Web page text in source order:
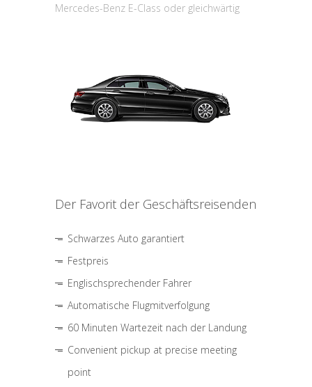
Mercedes-Benz E-Class oder gleichwärtig
Der Favorit der Geschäftsreisenden
Schwarzes Auto garantiert
Festpreis
Englischsprechender Fahrer
Automatische Flugmitverfolgung
60 Minuten Wartezeit nach der Landung
Convenient pickup at precise meeting
point